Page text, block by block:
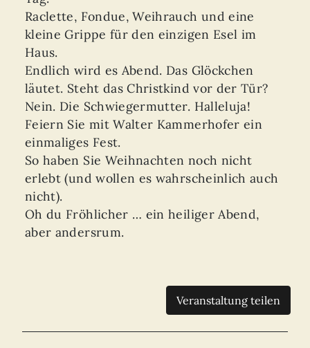
Raclette, Fondue, Weihrauch und eine
kleine Grippe für den einzigen Esel im
Haus.
Endlich wird es Abend. Das Glöckchen
läutet. Steht das Christkind vor der Tür?
Nein. Die Schwiegermutter. Halleluja!
Feiern Sie mit Walter Kammerhofer ein
einmaliges Fest.
So haben Sie Weihnachten noch nicht
erlebt (und wollen es wahrscheinlich auch
nicht).
Oh du Fröhlicher … ein heiliger Abend,
aber andersrum.
Veranstaltung teilen